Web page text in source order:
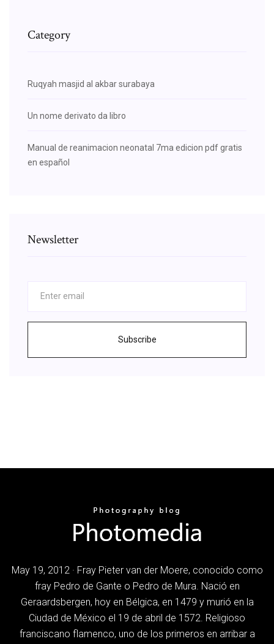
Category
Ruqyah masjid al akbar surabaya
Un nome derivato da libro
Manual de reanimacion neonatal 7ma edicion pdf gratis
en español
Newsletter
Subscribe
May 19, 2012 · Fray Pieter van der Moere, conocido como
fray Pedro de Gante o Pedro de Mura. Nació en
Geraardsbergen, hoy en Bélgica, en 1479 y murió en la
Ciudad de México el 19 de abril de 1572. Religioso
franciscano flamenco, uno de los primeros en arribar a